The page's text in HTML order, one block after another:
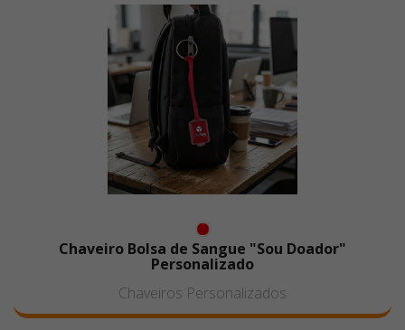
Chaveiro Bolsa de Sangue "Sou Doador"
Personalizado
Chaveiros Personalizados